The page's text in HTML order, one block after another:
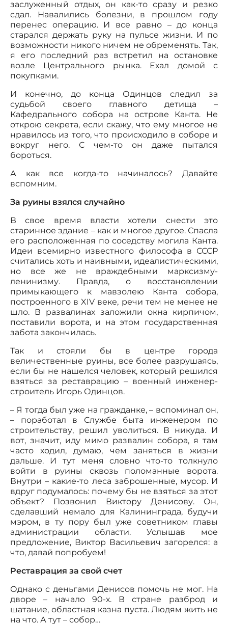
заслуженный отдых, он как-то сразу и резко
сдал. Навалились болезни, в прошлом году
перенес операцию. И все равно – до конца
старался держать руку на пульсе жизни. И по
возможности никого ничем не обременять. Так,
я его последний раз встретил на остановке
возле Центрального рынка. Ехал домой с
покупками.
И конечно, до конца Одинцов следил за
судьбой своего главного детища –
Кафедрального собора на острове Канта. Не
открою секрета, если скажу, что ему многое не
нравилось из того, что происходило в соборе и
вокруг него. С чем-то он даже пытался
бороться.
А как все когда-то начиналось? Давайте
вспомним.
За руины взялся случайно
В свое время власти хотели снести это
старинное здание – как и многое другое. Спасла
его расположенная по соседству могила Канта.
Идеи всемирно известного философа в СССР
считались хоть и наивными, идеалистическими,
но все же не враждебными марксизму-
ленинизму. Правда, о восстановлении
примыкающего к мавзолею Канта собора,
построенного в XIV веке, речи тем не менее не
шло. В развалинах заложили окна кирпичом,
поставили ворота, и на этом государственная
забота закончилась.
Так и стояли бы в центре города
величественные руины, все более разрушаясь,
если бы не нашелся человек, который решился
взяться за реставрацию – военный инженер-
строитель Игорь Одинцов.
– Я тогда был уже на гражданке, – вспоминал он,
– поработал в Службе быта инженером по
строительству, решил уволиться. В никуда. И
вот, значит, иду мимо развалин собора, я там
часто ходил, думаю, чем заняться в жизни
дальше. И тут меня словно что-то толкнуло
войти в руины сквозь поломанные ворота.
Внутри – какие-то леса заброшенные, мусор. И
вдруг подумалось: почему бы не взяться за этот
объект? Позвонил Виктору Денисову. Он,
сделавший немало для Калининграда, будучи
мэром, в ту пору был уже советником главы
администрации области. Услышав мое
предложение, Виктор Васильевич загорелся: а
что, давай попробуем!
Реставрация за свой счет
Однако с деньгами Денисов помочь не мог. На
дворе – начало 90-х. В стране разброд и
шатание, областная казна пуста. Людям жить не
на что. А тут – собор…